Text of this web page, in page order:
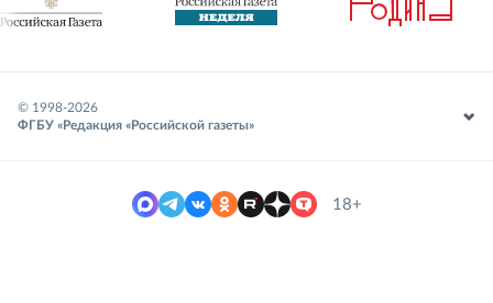
© 1998-2026
ФГБУ «Редакция «Российской газеты»
18+